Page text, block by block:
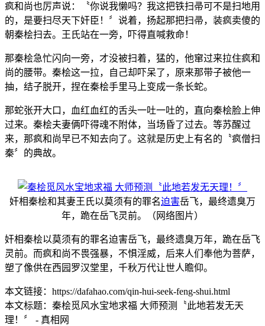
疯和尚也厉声说：〝你说我懒吗？我这把铁扫帚可不是扫地用
的，是要扫尽天下奸臣！〞说着，扬起那把扫帚，装疯卖傻的
朝秦桧扫去。王氏站在一旁，吓得直喊救命！
那秦桧急忙闪向一旁，才没被扫着，猛的，他窜过来拉住疯和
尚的腰带。秦桧这一拉，自己却吓呆了，原来那带子被他一
抽，结子脱开，捏在秦桧手里马上变成一条长蛇。
那蛇张开大口，血红血红的舌头一吐一吐的，直向秦桧脸上伸
过来。秦桧夫妻俩吓得魂不附体，当场昏了过去。等苏醒过
来，那疯和尚早已不知去向了。这就是历史上有名的〝疯僧扫
秦〞的典故。
奸相秦桧和其妻王氏以莫须有的罪名迫害岳飞，最终遗臭万
年，跪在岳飞灵前。（网络图片）
奸相秦桧以莫须有的罪名迫害岳飞，最终遗臭万年，跪在岳飞
灵前。而疯和尚不畏强暴，不惧淫威，后来人们奉他为菩萨，
塑了像供在西园罗汉堂里，千秋万代让世人瞻仰。
本文链接：https://dafahao.com/qin-hui-seek-feng-shui.html
本文标题：秦桧觅风水宝地求福 大师预测〝此地若发无天
理！〞 - 真相网